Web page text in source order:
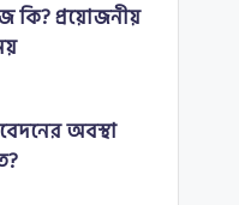
কি? প্রয়োজনীয়
অবস্থা